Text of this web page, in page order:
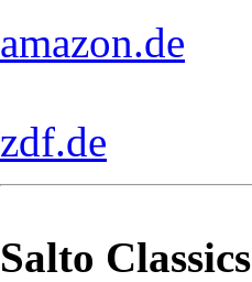
amazon.de
zdf.de
Salto Classics